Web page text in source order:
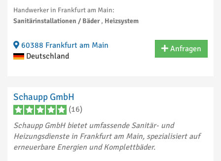
Handwerker in Frankfurt am Main:
Sanitärinstallationen / Bäder , Heizsystem
60388 Frankfurt am Main
Deutschland
Anfragen
Schaupp GmbH
(16)
Schaupp GmbH bietet umfassende Sanitär- und
Heizungsdienste in Frankfurt am Main, spezialisiert auf
erneuerbare Energien und Komplettbäder.